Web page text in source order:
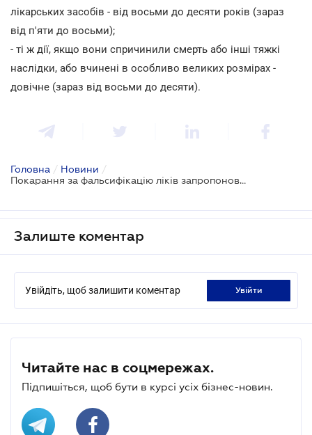
лікарських засобів - від восьми до десяти років (зараз
від п'яти до восьми);
- ті ж дії, якщо вони спричинили смерть або інші тяжкі
наслідки, або вчинені в особливо великих розмірах -
довічне (зараз від восьми до десяти).
Головна / Новини /
Покарання за фальсифікацію ліків запропоновано істотно посилити
Залиште коментар
Увійдіть, щоб залишити коментар увійти
Читайте нас в соцмережах.
Підпишіться, щоб бути в курсі усіх бізнес-новин.